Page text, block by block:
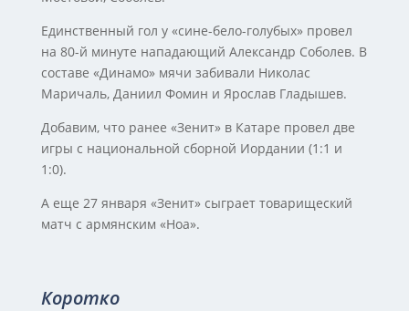
Единственный гол у «сине-бело-голубых» провел
на 80-й минуте нападающий Александр Соболев. В
составе «Динамо» мячи забивали Николас
Маричаль, Даниил Фомин и Ярослав Гладышев.
Добавим, что ранее «Зенит» в Катаре провел две
игры с национальной сборной Иордании (1:1 и
1:0).
А еще 27 января «Зенит» сыграет товарищеский
матч с армянским «Ноа».
Коротко